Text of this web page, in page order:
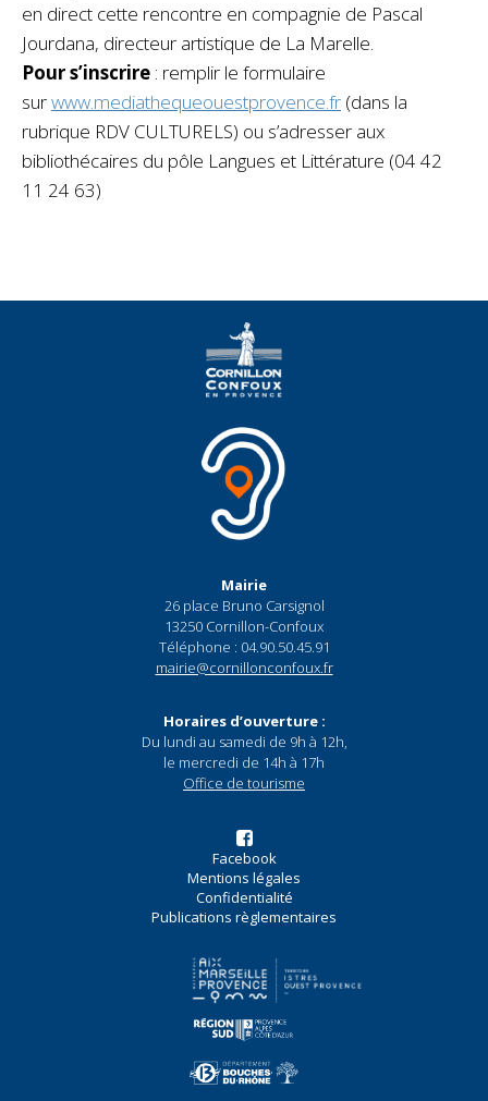
en direct cette rencontre en compagnie de Pascal
Jourdana, directeur artistique de La Marelle.
Pour s’inscrire : remplir le formulaire
surwww.mediathequeouestprovence.fr (dans la
rubrique RDV CULTURELS) ou s’adresser aux
bibliothécaires du pôle Langues et Littérature (04 42
11 24 63)
Mairie
26 place Bruno Carsignol
13250 Cornillon-Confoux
Téléphone : 04.90.50.45.91
mairie@cornillonconfoux.fr
Horaires d’ouverture :
Du lundi au samedi de 9h à 12h,
le mercredi de 14h à 17h
Office de tourisme
Facebook
Mentions légales
Confidentialité
Publications règlementaires